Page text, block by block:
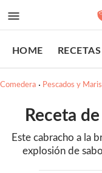
HOME RECETAS
Comedera Pescados y
Receta
Este cabracho a la
explosión de